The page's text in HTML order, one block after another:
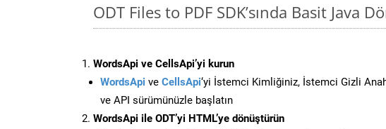
ODT Files to PDF SDK’sında Basit Java
WordsApi ve CellsApi’yi kurun
WordsApi ve CellsApi‘yi İstemci Kimliğiniz, İstemci Gizli
ve API sürümünüzle başlatın
WordsApi ile ODT’yi HTML’ye dönüştürün